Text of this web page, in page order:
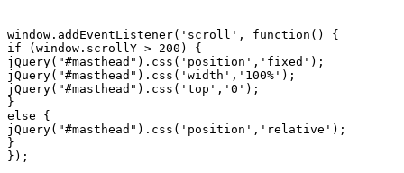
window.addEventListener('scroll', function() {
if (window.scrollY > 200) {
jQuery("#masthead").css('position','fixed');
jQuery("#masthead").css('width','100%');
jQuery("#masthead").css('top','0');
}
else {
jQuery("#masthead").css('position','relative');
}